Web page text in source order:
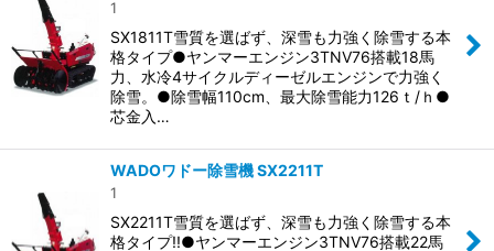
1
SX1811T雪質を選ばず、深雪も力強く除雪する本
格タイプ●ヤンマーエンジン3TNV76搭載18馬
力、水冷4サイクルディーゼルエンジンで力強く
除雪。●除雪幅110cm、最大除雪能力126ｔ/ｈ●
芯金入…
WADOワドー除雪機 SX2211T
1
SX2211T雪質を選ばず、深雪も力強く除雪する本
格タイプ!!●ヤンマーエンジン3TNV76搭載22馬